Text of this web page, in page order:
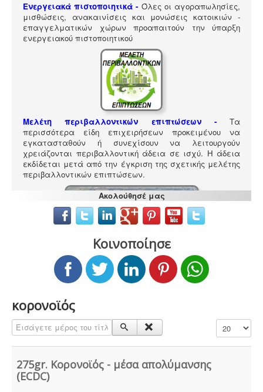
Ενεργειακά πιστοποιητικά - Όλες οι αγοραπωλησίες,
μισθώσεις, ανακαινίσεις και μονώσεις κατοικιών -
επαγγελματικών χώρων προαπαιτούν την ύπαρξη
ενεργειακού πιστοποιητικού
Μελέτη περιβαλλοντικών επιπτώσεων -
Τα
περισσότερα είδη επιχειρήσεων προκειμένου να
εγκατασταθούν ή συνεχίσουν να λειτουργούν
χρειάζονται περιβαλλοντική άδεια σε ισχύ. Η άδεια
εκδίδεται μετά από την έγκριση της σχετικής μελέτης
περιβαλλοντικών επιπτώσεων.
Τακτοποίηση εξ αδιαιρέτου εκτός σχεδίου - Σύμφωνα
με τις από 12-06-2018 νέες διατάξεις του νόμου
4495/2017 τα εκτός σχεδίου εξ αδιαιρέτου μπορούν να
κατόπιν αγωγής στο πρωτοδικείο από το 65% των
συνιδιοκτητών.
Πυρασφάλεια - Πυροπροστασία -
Υφιστάμενες
επιχειρήσεις εκπαιδευτήριων, χώρων συνάθροισης
κοινού, γραφείων και εμπορικών
καταστημάτων οφείλουν να επανακαθορίσουν μέτρα
Ακολούθησέ μας
Κοινοποίησε
κορονοϊός
Εισάγετε μέρος του τίτλου. Εμφάνιση #
275gr. Κορονοϊός - μέσα απολύμανσης
(ECDC)